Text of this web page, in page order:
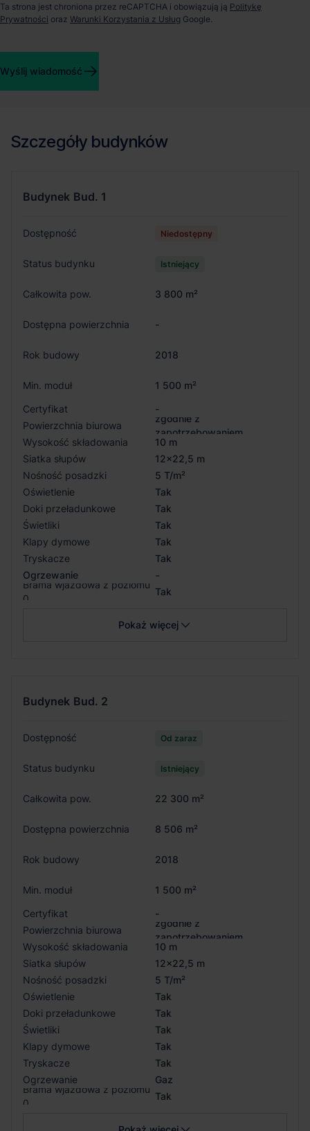
mkw. To pierwsza inwestycja tej klasy w okolicy Białegostoku.
Dzięki możliwości elastycznego kształtowania modułów park
w odległości 8 km od centrum Białegostoku, w sąsiedztwie
drogi krajowej nr 65 oraz w niedalekiej odległości od drogi
Szczegóły budynków
Budynek Bud. 1
Dostępność Niedostępny
Status budynku Istniejący
Całkowita pow. 3 800 m²
Dostępna powierzchnia -
Rok budowy 2018
Min. moduł
1 500 m²
Certyfikat
-
Powierzchnia biurowa
zgodnie z
zapotrzebowaniem
Wysokość składowania
10 m
Siatka słupów
12x22,5 m
Nośność posadzki
5 T/m²
Oświetlenie
Tak
Doki przeładunkowe
Tak
Świetliki
Tak
Klapy dymowe
Tak
Tryskacze
Tak
Ogrzewanie
-
Brama wjazdowa z poziomu
0
Tak
Pokaż więcej
Budynek Bud. 2
Dostępność Od zaraz
Status budynku Istniejący
Całkowita pow. 22 300 m²
Dostępna powierzchnia 8 506 m²
Rok budowy 2018
Min. moduł
1 500 m²
Certyfikat
-
Powierzchnia biurowa
zgodnie z
zapotrzebowaniem
Wysokość składowania
10 m
Siatka słupów
12x22,5 m
Nośność posadzki
5 T/m²
Oświetlenie
Tak
Doki przeładunkowe
Tak
Świetliki
Tak
Klapy dymowe
Tak
Tryskacze
Tak
Ogrzewanie
Gaz
Brama wjazdowa z poziomu
0
Tak
Ta strona jest chroniona przez reCAPTCHA i obowiązują ją Politykę
Prywatności oraz Warunki Korzystania z Usług Google.
Wyślij wiadomość